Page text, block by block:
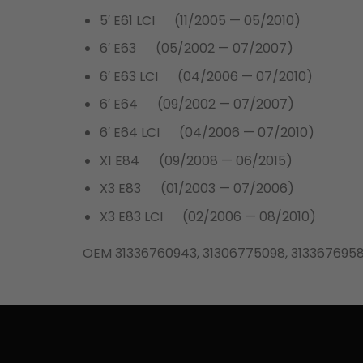
5′ E61 LCI (11/2005 — 05/2010)
6′ E63 (05/2002 — 07/2007)
6′ E63 LCI (04/2006 — 07/2010)
6′ E64 (09/2002 — 07/2007)
6′ E64 LCI (04/2006 — 07/2010)
X1 E84 (09/2008 — 06/2015)
X3 E83 (01/2003 — 07/2006)
X3 E83 LCI (02/2006 — 08/2010)
OEM 31336760943, 31306775098,